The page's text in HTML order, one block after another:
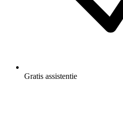
Gratis assistentie